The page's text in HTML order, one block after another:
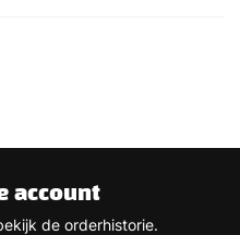
account
de orderhistorie.